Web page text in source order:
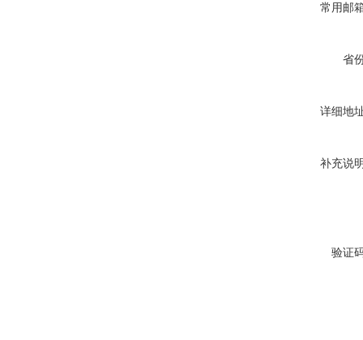
常用邮
省
详细地
补充说
验证